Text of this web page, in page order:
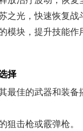
之光，快速恢复战
模块，提升技能作
择
最佳的武器和装备
狙击枪或霰弹枪。